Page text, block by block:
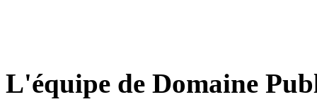
L'équipe de Domaine